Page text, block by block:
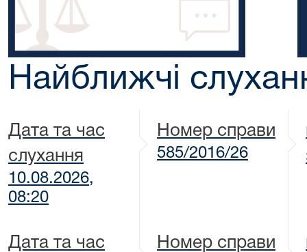
Найближчі
Дата та час
слухання
10.08.2026,
08:20
Номер справи
585/2016/26
Дата та час
Номер справи